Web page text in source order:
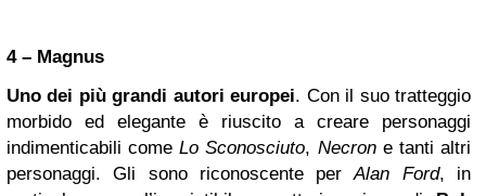
4 – Magnus
Uno dei più grandi autori europei. Con il suo tratteggio
morbido ed elegante è riuscito a creare personaggi
indimenticabili comeLo Sconosciuto, Necrone tanti altri
personaggi. Gli sono riconoscente perAlan Ford, in